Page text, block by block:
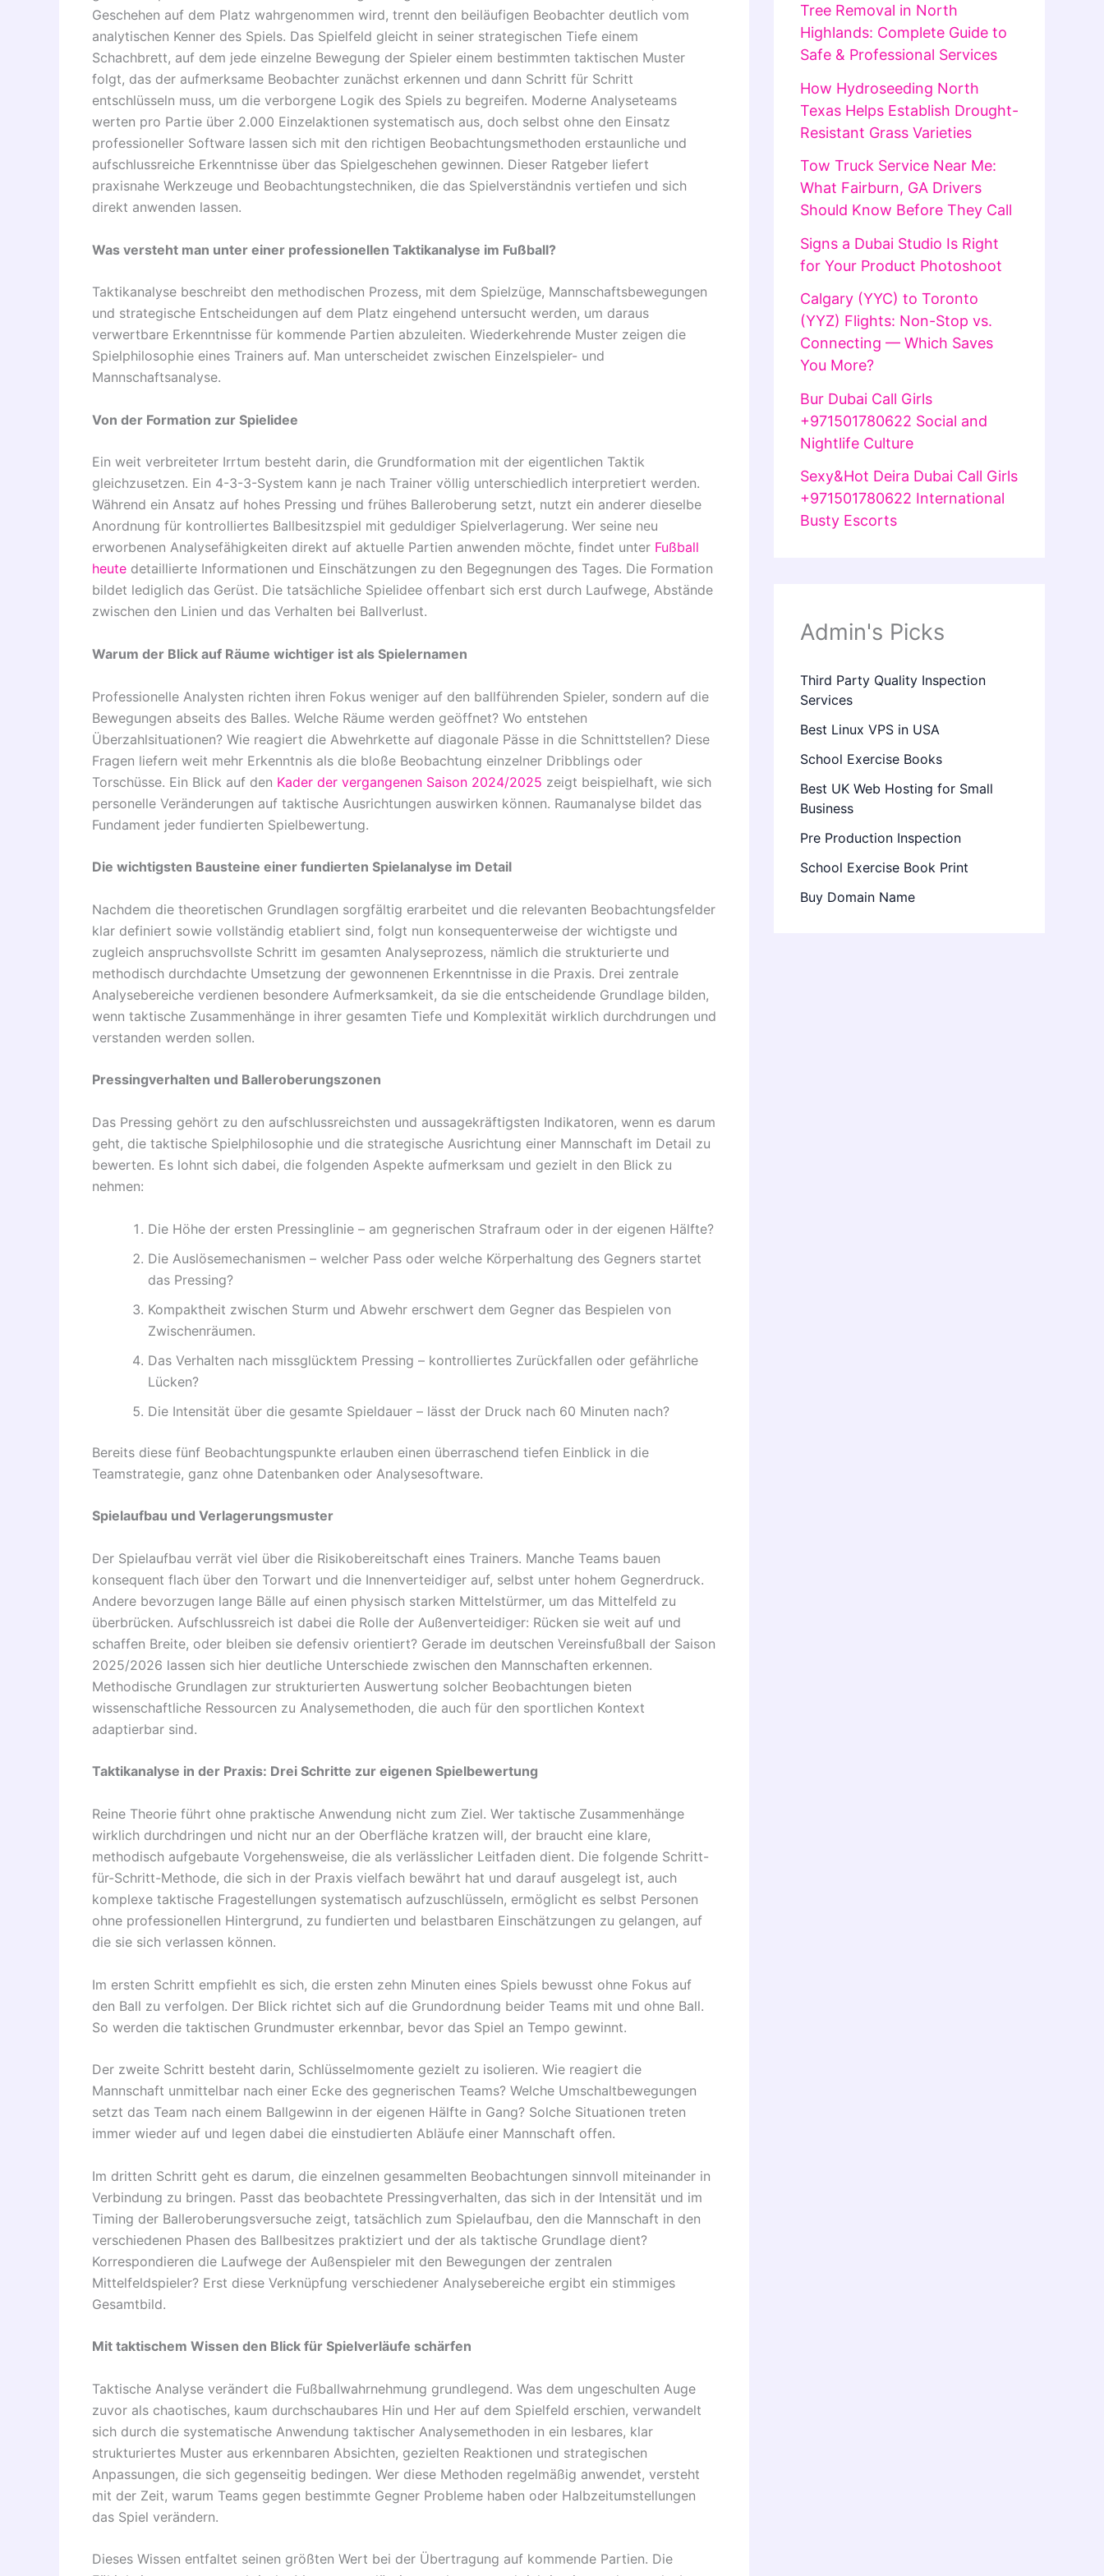
Geschehen auf dem Platz wahrgenommen wird, trennt den beiläufigen Beobachter deutlich vom
analytischen Kenner des Spiels. Das Spielfeld gleicht in seiner strategischen Tiefe einem
Schachbrett, auf dem jede einzelne Bewegung der Spieler einem bestimmten taktischen Muster
folgt, das der aufmerksame Beobachter zunächst erkennen und dann Schritt für Schritt
entschlüsseln muss, um die verborgene Logik des Spiels zu begreifen. Moderne Analyseteams
werten pro Partie über 2.000 Einzelaktionen systematisch aus, doch selbst ohne den Einsatz
professioneller Software lassen sich mit den richtigen Beobachtungsmethoden erstaunliche und
aufschlussreiche Erkenntnisse über das Spielgeschehen gewinnen. Dieser Ratgeber liefert
praxisnahe Werkzeuge und Beobachtungstechniken, die das Spielverständnis vertiefen und sich
direkt anwenden lassen.
Was versteht man unter einer professionellen Taktikanalyse im Fußball?
Taktikanalyse beschreibt den methodischen Prozess, mit dem Spielzüge, Mannschaftsbewegungen
und strategische Entscheidungen auf dem Platz eingehend untersucht werden, um daraus
verwertbare Erkenntnisse für kommende Partien abzuleiten. Wiederkehrende Muster zeigen die
Spielphilosophie eines Trainers auf. Man unterscheidet zwischen Einzelspieler- und
Mannschaftsanalyse.
Von der Formation zur Spielidee
Ein weit verbreiteter Irrtum besteht darin, die Grundformation mit der eigentlichen Taktik
gleichzusetzen. Ein 4-3-3-System kann je nach Trainer völlig unterschiedlich interpretiert werden.
Während ein Ansatz auf hohes Pressing und frühes Balleroberung setzt, nutzt ein anderer dieselbe
Anordnung für kontrolliertes Ballbesitzspiel mit geduldiger Spielverlagerung. Wer seine neu
erworbenen Analysefähigkeiten direkt auf aktuelle Partien anwenden möchte, findet unter Fußball
heute detaillierte Informationen und Einschätzungen zu den Begegnungen des Tages. Die Formation
bildet lediglich das Gerüst. Die tatsächliche Spielidee offenbart sich erst durch Laufwege, Abstände
zwischen den Linien und das Verhalten bei Ballverlust.
Warum der Blick auf Räume wichtiger ist als Spielernamen
Professionelle Analysten richten ihren Fokus weniger auf den ballführenden Spieler, sondern auf die
Bewegungen abseits des Balles. Welche Räume werden geöffnet? Wo entstehen
Überzahlsituationen? Wie reagiert die Abwehrkette auf diagonale Pässe in die Schnittstellen? Diese
Fragen liefern weit mehr Erkenntnis als die bloße Beobachtung einzelner Dribblings oder
Torschüsse. Ein Blick auf den Kader der vergangenen Saison 2024/2025 zeigt beispielhaft, wie sich
personelle Veränderungen auf taktische Ausrichtungen auswirken können. Raumanalyse bildet das
Fundament jeder fundierten Spielbewertung.
Die wichtigsten Bausteine einer fundierten Spielanalyse im Detail
Nachdem die theoretischen Grundlagen sorgfältig erarbeitet und die relevanten Beobachtungsfelder
klar definiert sowie vollständig etabliert sind, folgt nun konsequenterweise der wichtigste und
zugleich anspruchsvollste Schritt im gesamten Analyseprozess, nämlich die strukturierte und
methodisch durchdachte Umsetzung der gewonnenen Erkenntnisse in die Praxis. Drei zentrale
Analysebereiche verdienen besondere Aufmerksamkeit, da sie die entscheidende Grundlage bilden,
wenn taktische Zusammenhänge in ihrer gesamten Tiefe und Komplexität wirklich durchdrungen und
verstanden werden sollen.
Pressingverhalten und Balleroberungszonen
Das Pressing gehört zu den aufschlussreichsten und aussagekräftigsten Indikatoren, wenn es darum
geht, die taktische Spielphilosophie und die strategische Ausrichtung einer Mannschaft im Detail zu
bewerten. Es lohnt sich dabei, die folgenden Aspekte aufmerksam und gezielt in den Blick zu
nehmen:
Die Höhe der ersten Pressinglinie – am gegnerischen Strafraum oder in der eigenen Hälfte?
Die Auslösemechanismen – welcher Pass oder welche Körperhaltung des Gegners startet
das Pressing?
Kompaktheit zwischen Sturm und Abwehr erschwert dem Gegner das Bespielen von
Zwischenräumen.
Das Verhalten nach missglücktem Pressing – kontrolliertes Zurückfallen oder gefährliche
Lücken?
Die Intensität über die gesamte Spieldauer – lässt der Druck nach 60 Minuten nach?
Bereits diese fünf Beobachtungspunkte erlauben einen überraschend tiefen Einblick in die
Teamstrategie, ganz ohne Datenbanken oder Analysesoftware.
Spielaufbau und Verlagerungsmuster
Der Spielaufbau verrät viel über die Risikobereitschaft eines Trainers. Manche Teams bauen
konsequent flach über den Torwart und die Innenverteidiger auf, selbst unter hohem Gegnerdruck.
Andere bevorzugen lange Bälle auf einen physisch starken Mittelstürmer, um das Mittelfeld zu
überbrücken. Aufschlussreich ist dabei die Rolle der Außenverteidiger: Rücken sie weit auf und
schaffen Breite, oder bleiben sie defensiv orientiert? Gerade im deutschen Vereinsfußball der Saison
2025/2026 lassen sich hier deutliche Unterschiede zwischen den Mannschaften erkennen.
Methodische Grundlagen zur strukturierten Auswertung solcher Beobachtungen bieten
wissenschaftliche Ressourcen zu Analysemethoden, die auch für den sportlichen Kontext
adaptierbar sind.
Taktikanalyse in der Praxis: Drei Schritte zur eigenen Spielbewertung
Reine Theorie führt ohne praktische Anwendung nicht zum Ziel. Wer taktische Zusammenhänge
wirklich durchdringen und nicht nur an der Oberfläche kratzen will, der braucht eine klare,
methodisch aufgebaute Vorgehensweise, die als verlässlicher Leitfaden dient. Die folgende Schritt-
für-Schritt-Methode, die sich in der Praxis vielfach bewährt hat und darauf ausgelegt ist, auch
komplexe taktische Fragestellungen systematisch aufzuschlüsseln, ermöglicht es selbst Personen
ohne professionellen Hintergrund, zu fundierten und belastbaren Einschätzungen zu gelangen, auf
die sie sich verlassen können.
Im ersten Schritt empfiehlt es sich, die ersten zehn Minuten eines Spiels bewusst ohne Fokus auf
den Ball zu verfolgen. Der Blick richtet sich auf die Grundordnung beider Teams mit und ohne Ball.
So werden die taktischen Grundmuster erkennbar, bevor das Spiel an Tempo gewinnt.
Der zweite Schritt besteht darin, Schlüsselmomente gezielt zu isolieren. Wie reagiert die
Mannschaft unmittelbar nach einer Ecke des gegnerischen Teams? Welche Umschaltbewegungen
setzt das Team nach einem Ballgewinn in der eigenen Hälfte in Gang? Solche Situationen treten
immer wieder auf und legen dabei die einstudierten Abläufe einer Mannschaft offen.
Im dritten Schritt geht es darum, die einzelnen gesammelten Beobachtungen sinnvoll miteinander in
Verbindung zu bringen. Passt das beobachtete Pressingverhalten, das sich in der Intensität und im
Timing der Balleroberungsversuche zeigt, tatsächlich zum Spielaufbau, den die Mannschaft in den
verschiedenen Phasen des Ballbesitzes praktiziert und der als taktische Grundlage dient?
Korrespondieren die Laufwege der Außenspieler mit den Bewegungen der zentralen
Mittelfeldspieler? Erst diese Verknüpfung verschiedener Analysebereiche ergibt ein stimmiges
Gesamtbild.
Mit taktischem Wissen den Blick für Spielverläufe schärfen
Taktische Analyse verändert die Fußballwahrnehmung grundlegend. Was dem ungeschulten Auge
zuvor als chaotisches, kaum durchschaubares Hin und Her auf dem Spielfeld erschien, verwandelt
sich durch die systematische Anwendung taktischer Analysemethoden in ein lesbares, klar
strukturiertes Muster aus erkennbaren Absichten, gezielten Reaktionen und strategischen
Anpassungen, die sich gegenseitig bedingen. Wer diese Methoden regelmäßig anwendet, versteht
mit der Zeit, warum Teams gegen bestimmte Gegner Probleme haben oder Halbzeitumstellungen
das Spiel verändern.
Dieses Wissen entfaltet seinen größten Wert bei der Übertragung auf kommende Partien. Die
Tree Removal in North
Highlands: Complete Guide to
Safe & Professional Services
How Hydroseeding North
Texas Helps Establish Drought-
Resistant Grass Varieties
Tow Truck Service Near Me:
What Fairburn, GA Drivers
Should Know Before They Call
Signs a Dubai Studio Is Right
for Your Product Photoshoot
Calgary (YYC) to Toronto
(YYZ) Flights: Non-Stop vs.
Connecting — Which Saves
You More?
Bur Dubai Call Girls
+971501780622 Social and
Nightlife Culture
Sexy&Hot Deira Dubai Call Girls
+971501780622 International
Busty Escorts
Admin's Picks
Third Party Quality Inspection
Services
Best Linux VPS in USA
School Exercise Books
Best UK Web Hosting for Small
Business
Pre Production Inspection
School Exercise Book Print
Buy Domain Name